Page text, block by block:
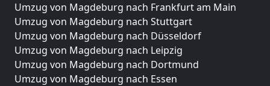
Umzug von Magdeburg nach Frankfurt am Main
Umzug von Magdeburg nach Stuttgart
Umzug von Magdeburg nach Düsseldorf
Umzug von Magdeburg nach Leipzig
Umzug von Magdeburg nach Dortmund
Umzug von Magdeburg nach Essen